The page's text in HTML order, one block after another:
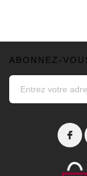
ABONNEZ-